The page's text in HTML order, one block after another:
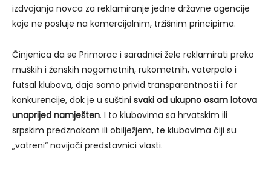
izdvajanja novca za reklamiranje jedne državne agencije
koje ne posluje na komercijalnim, tržišnim principima.
Činjenica da se Primorac i saradnici žele reklamirati preko
muških i ženskih nogometnih, rukometnih, vaterpolo i
futsal klubova, daje samo privid transparentnosti i fer
konkurencije, dok je u suštini svaki od ukupno osam lotova
unaprijed namješten. I to klubovima sa hrvatskim ili
srpskim predznakom ili obilježjem, te klubovima čiji su
„vatreni“ navijači predstavnici vlasti.